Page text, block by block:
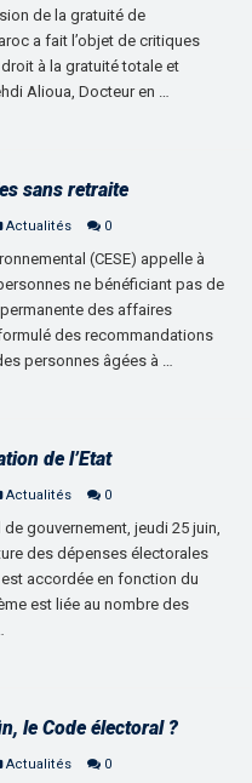
de la gratuité de
a fait l’objet de critiques
à la gratuité totale et
Alioua, Docteur en …
sans retraite
Actualités 0
(CESE) appelle à
ne bénéficiant pas de
des affaires
des recommandations
personnes âgées à …
de l’Etat
Actualités 0
gouvernement, jeudi 25 juin,
des dépenses électorales
accordée en fonction du
est liée au nombre des
le Code électoral ?
Actualités 0